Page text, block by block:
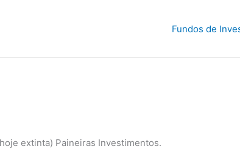
Fundos de
extinta) Paineiras Investimentos.